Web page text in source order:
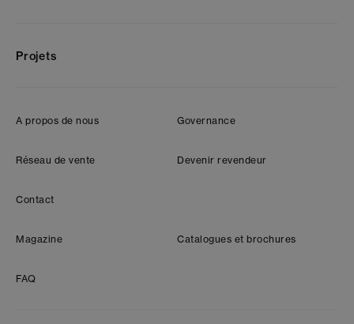
Projets
A propos de nous Governance
Réseau de vente Devenir revendeur
Contact
Magazine Catalogues et brochures
FAQ